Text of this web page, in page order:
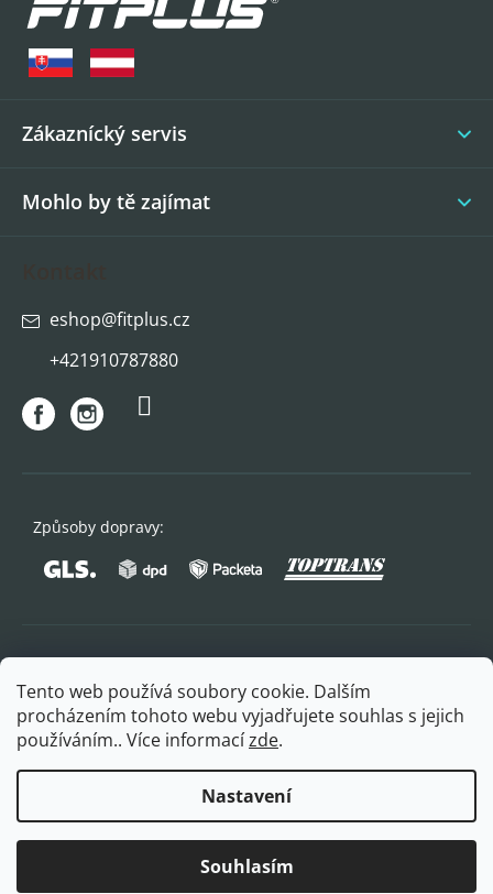
Tento web používá soubory cookie. Dalším
procházením tohoto webu vyjadřujete souhlas s jejich
používáním.. Více informacízde.
Nastavení
Souhlasím
Zákaznícký servis
Mohlo by tě zajímat
eshop@fitplus.cz
+421910787880
Způsoby dopravy:
Vytvořil Shoptet Premium
Copyright 2026FITPLUS. Všechna práva vyhrazena.